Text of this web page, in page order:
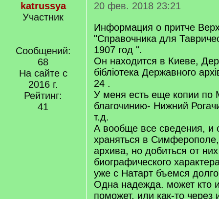
katrussya
Участник
Сообщений:
68
На сайте с
2016 г.
Рейтинг:
41
20 фев. 2018 23:21
Информация о притче
"Справочника для
1907 год ".
Он находится в Киеве,
бібліотека Державного
24 .
У меня есть еще копии по
благочинию- Нижний
т.д.
А вообще все сведения, и
храняться в
архива, но добиться от
биографического
уже с Натарт бъемся
Одна надежда. может кто
поможет, или как-то через